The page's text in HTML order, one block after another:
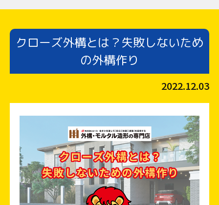
クローズ外構とは？失敗しないため
の外構作り
2022.12.03